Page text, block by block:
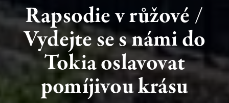
Rapsodiev růžové/
Vydejteses námido
Tokiaoslavovat
pomíjivoukrásu